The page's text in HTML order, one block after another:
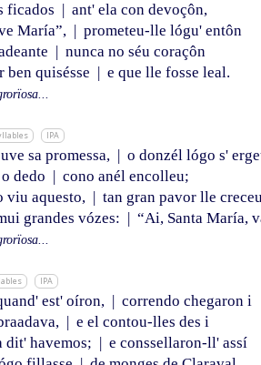
ficados | ant' ela con devoçôn,
María”, | prometeu-lle lógu' entôn
| nunca no séu coraçôn
ben quisésse | e que lle fosse leal.
IPA
sa promessa, | o donzél lógo s'
dedo | cono anél encolleu;
viu aquesto, | tan gran pavor lle
grandes vózes: | “Ai, Santa María,
IPA
est' oíron, | correndo chegaron i
| e el contou-lles des i
dit' havemos; | e conssellaron-ll' assí